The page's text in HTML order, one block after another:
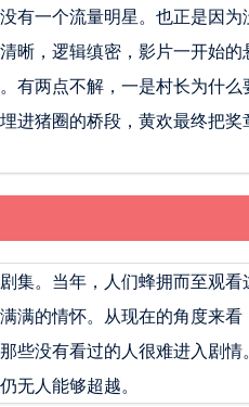
有一个流量明星。也正是因
晰，逻辑缜密，影片一开始
有两点不解，一是村长为什
进猪圈的桥段，黄欢最终把
集。当年，人们蜂拥而至观
满的情怀。从现在的角度来
些没有看过的人很难进入剧
无人能够超越。